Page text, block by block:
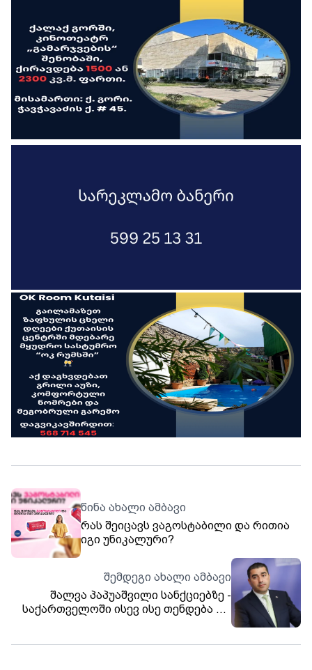
წინა ახალი ამბავი
რას შეიცავს ვაგოსტაბილი და რითია
იგი უნიკალური?
შემდეგი ახალი ამბავი
შალვა პაპუაშვილი სანქციებზე -
საქართველოში ისევ ისე თენდება და